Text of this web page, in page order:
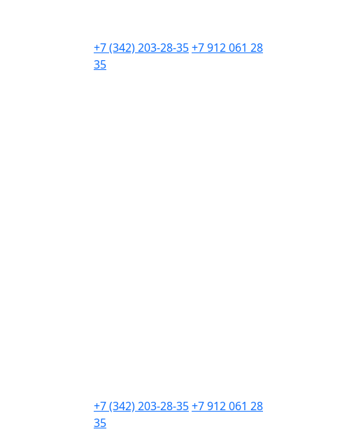
+7 (342) 203-28-35+7 912 061 28
35
+7 (342) 203-28-35+7 912 061 28
35